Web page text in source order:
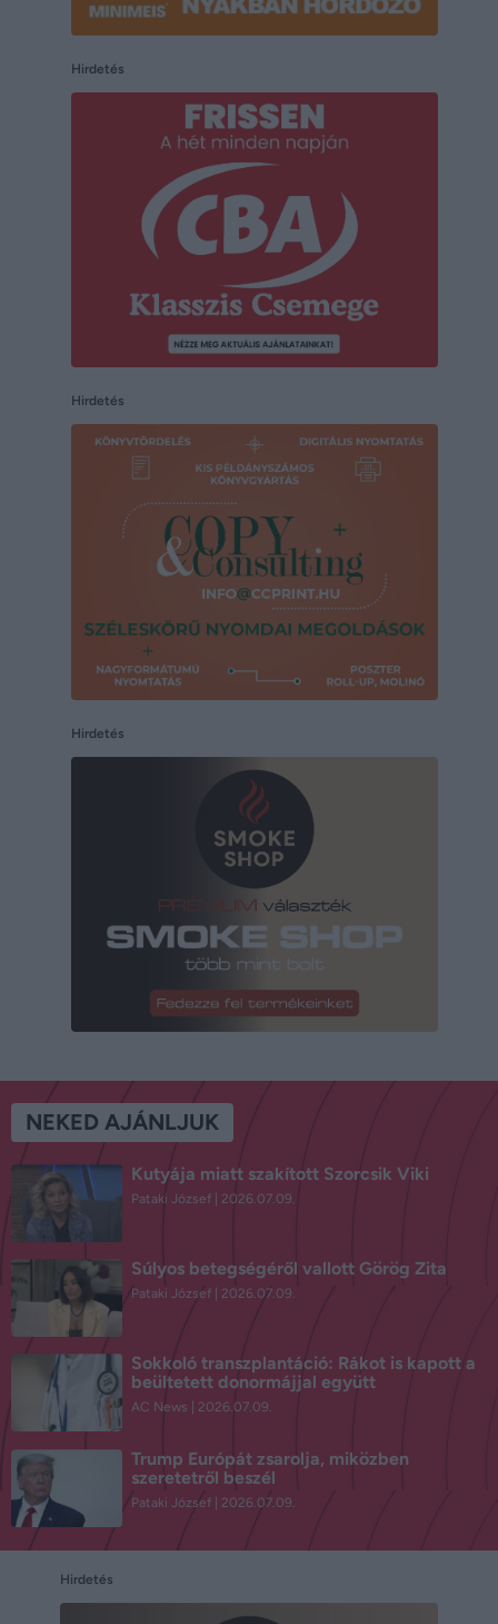
Hirdetés
Hirdetés
Hirdetés
NEKED AJÁNLJUK
Kutyája miatt szakított Szorcsik Viki
Pataki József 2026.07.09.
Súlyos betegségéről vallott Görög Zita
Pataki József 2026.07.09.
Sokkoló transzplantáció: Rákot is kapott a
beültetett donormájjal együtt
AC News 2026.07.09.
Trump Európát zsarolja, miközben
szeretetről beszél
Pataki József 2026.07.09.
Hirdetés